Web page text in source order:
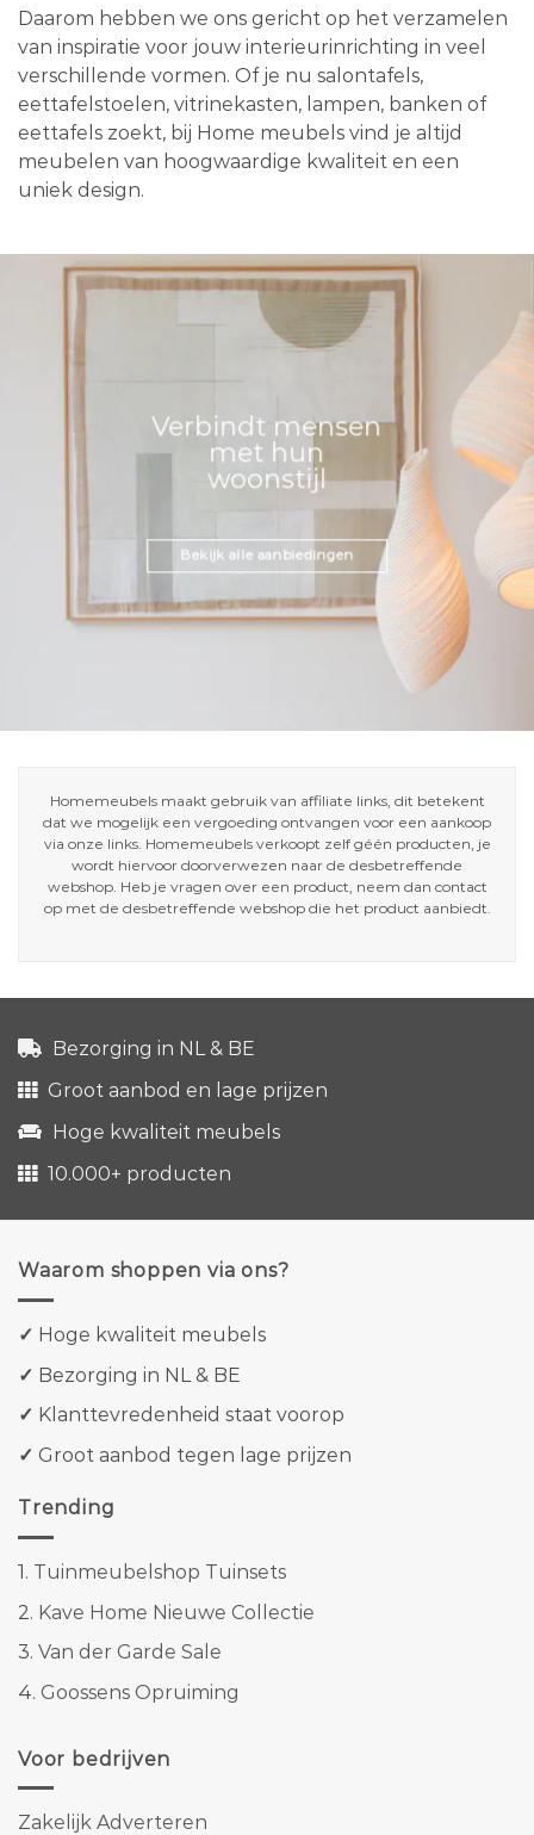
Daarom hebben we ons gericht op het verzamelen
van inspiratie voor jouw interieurinrichting in veel
verschillende vormen. Of je nu salontafels,
eettafelstoelen, vitrinekasten, lampen, banken of
eettafels zoekt, bij Home meubels vind je altijd
meubelen van hoogwaardige kwaliteit en een
uniek design.
Verbindt mensen
met hun
woonstijl
Bekijk alle aanbiedingen
Homemeubels maakt gebruik van affiliate links, dit betekent
dat we mogelijk een vergoeding ontvangen voor een aankoop
via onze links. Homemeubels verkoopt zelf géén producten, je
wordt hiervoor doorverwezen naar de desbetreffende
webshop. Heb je vragen over een product, neem dan contact
op met de desbetreffende webshop die het product aanbiedt.
Bezorging in NL & BE
Groot aanbod en lage prijzen
Hoge kwaliteit meubels
10.000+ producten
Waarom shoppen via ons?
✓ Hoge kwaliteit meubels
✓ Bezorging in NL & BE
✓ Klanttevredenheid staat voorop
✓ Groot aanbod tegen lage prijzen
Trending
1. Tuinmeubelshop Tuinsets
2. Kave Home Nieuwe Collectie
3. Van der Garde Sale
4. Goossens Opruiming
Voor bedrijven
Zakelijk Adverteren